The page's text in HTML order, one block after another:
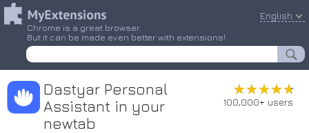
Chrome is a great browser.
But it can be made even better with extensions!
English
Dastyar Personal
Assistant in your
newtab
★★★★★
★★★★★
100,000+ users